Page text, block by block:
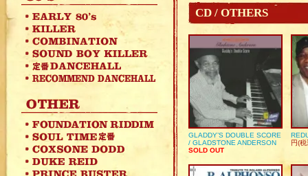
CD / OTHERS
GLADDY’S DOUBLE SCORE
/ GLADSTONE ANDERSON
SOLD OUT
円(